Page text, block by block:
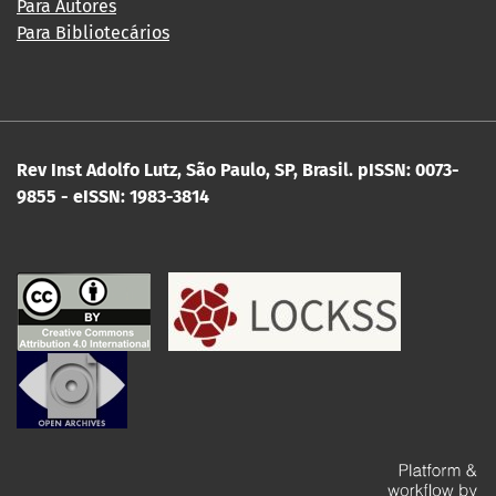
Para Autores
Para Bibliotecários
Rev Inst Adolfo Lutz, São Paulo, SP, Brasil. pISSN: 0073-
9855 - eISSN: 1983-3814